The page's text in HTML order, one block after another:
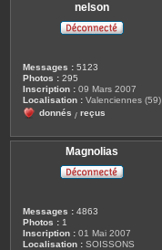
nelson
Messages : 5123
Photos : 295
Inscription : 09 Mars 2007
Localisation : Valenciennes (59)
donnés / reçus
Magnolias
Messages : 4863
Photos : 1
Inscription : 01 Mai 2007
Localisation : SOISSONS